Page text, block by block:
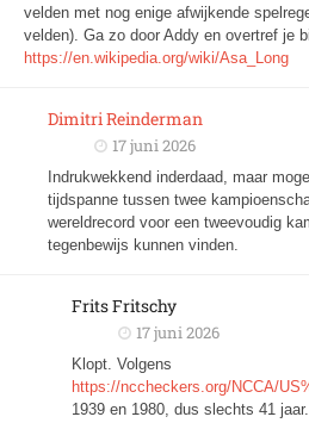
velden met nog enige afwijkende
velden). Ga zo door Addy en overtref je
https://en.wikipedia.org/wiki/Asa_Long
Dimitri Reinderman
17 juni 2026
Indrukwekkend inderdaad, maar
tijdspanne tussen twee
wereldrecord voor een tweevoudig
tegenbewijs kunnen vinden.
Frits Fritschy
17 juni 2026
Klopt. Volgens
https://nccheckers.org/NCCA/
1939 en 1980, dus slechts 41 jaar.